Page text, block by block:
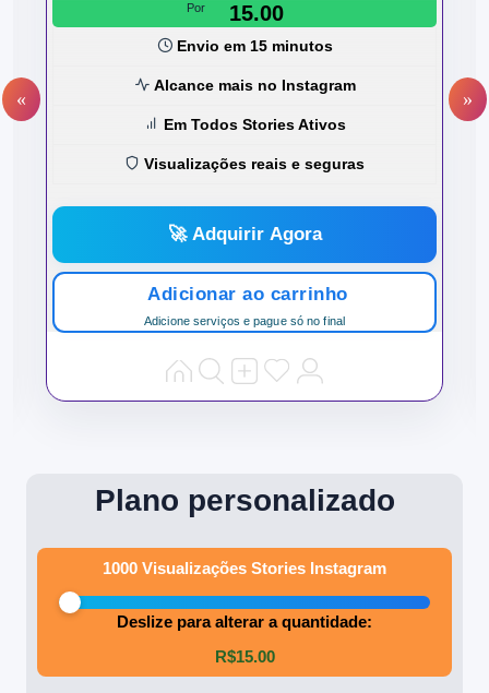
Por 15.00
Envio em 15 minutos
Alcance mais no Instagram
Em Todos Stories Ativos
Visualizações reais e seguras
🚀 Adquirir Agora
Adicionar ao carrinho
Adicione serviços e pague só no final
Plano personalizado
1000 Visualizações Stories Instagram
Deslize para alterar a quantidade:
R$15.00